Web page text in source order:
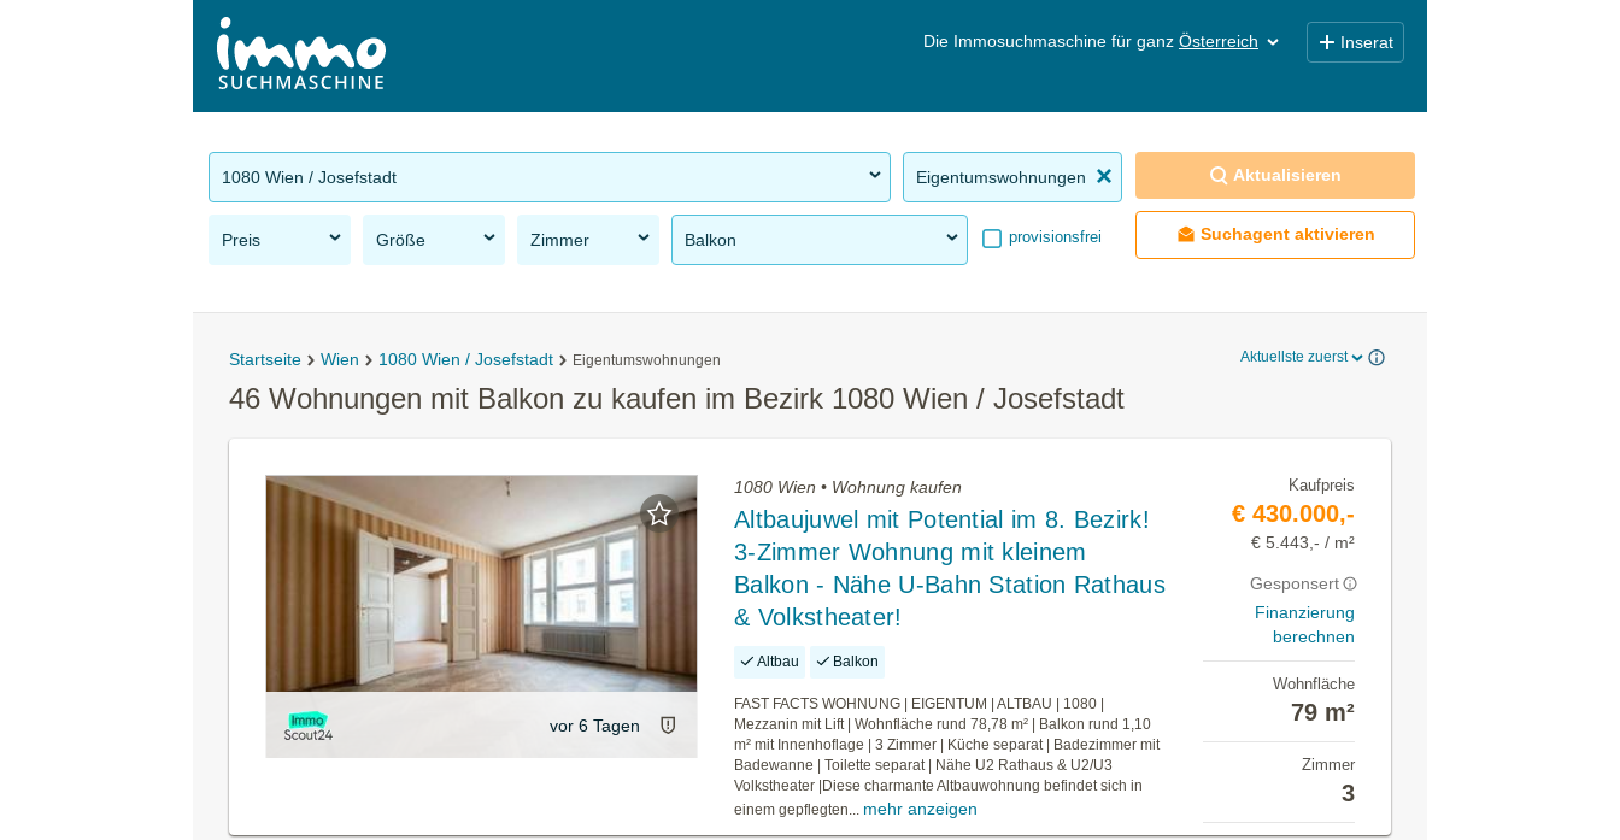
Die Immosuchmaschine für ganz Österreich Inserat
1080 Wien / Josefstadt Eigentumswohnungen
Preis Größe Zimmer Balkon provisionsfrei
Aktualisieren
Suchagent aktivieren
Startseite Wien 1080 Wien / Josefstadt Eigentumswohnungen Aktuellste zuerst
46 Wohnungen mit Balkon zu kaufen im Bezirk 1080 Wien / Josefstadt
vor 6 Tagen
1080 Wien • Wohnung kaufen
Altbaujuwel mit Potential im 8. Bezirk!
3-Zimmer Wohnung mit kleinem
Balkon - Nähe U-Bahn Station Rathaus
& Volkstheater!
Altbau Balkon
FAST FACTS WOHNUNG | EIGENTUM | ALTBAU | 1080 |
Mezzanin mit Lift | Wohnfläche rund 78,78 m² | Balkon rund 1,10
m² mit Innenhoflage | 3 Zimmer | Küche separat | Badezimmer mit
Badewanne | Toilette separat | Nähe U2 Rathaus & U2/U3
Volkstheater |Diese charmante Altbauwohnung befindet sich in
einem gepflegten... mehr anzeigen
Kaufpreis
€ 430.000,-
€ 5.443,- / m²
Gesponsert
Finanzierung
berechnen
Wohnfläche
79 m²
Zimmer
3